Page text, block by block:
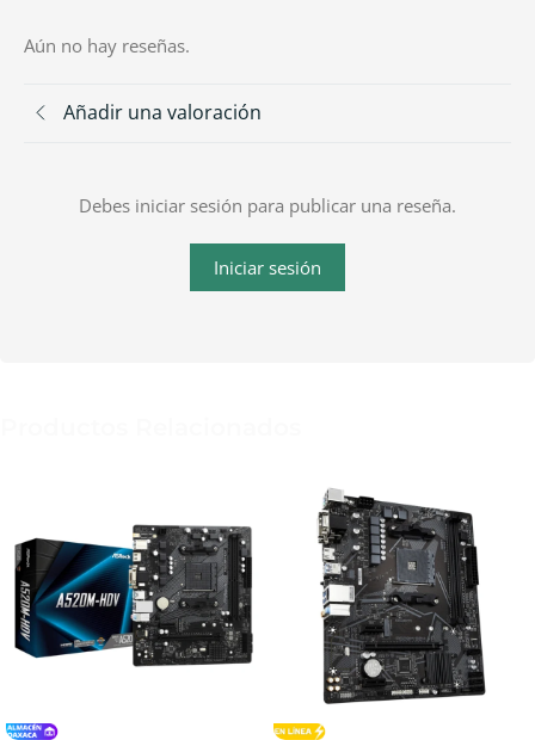
Aún no hay reseñas.
Añadir una valoración
Debes iniciar sesión para publicar una reseña.
Iniciar sesión